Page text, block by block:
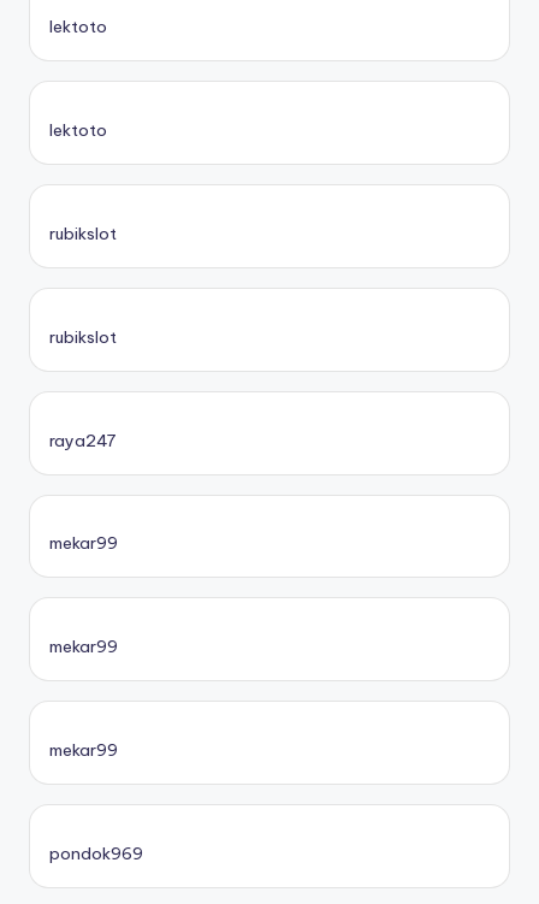
lektoto
lektoto
rubikslot
rubikslot
raya247
mekar99
mekar99
mekar99
pondok969